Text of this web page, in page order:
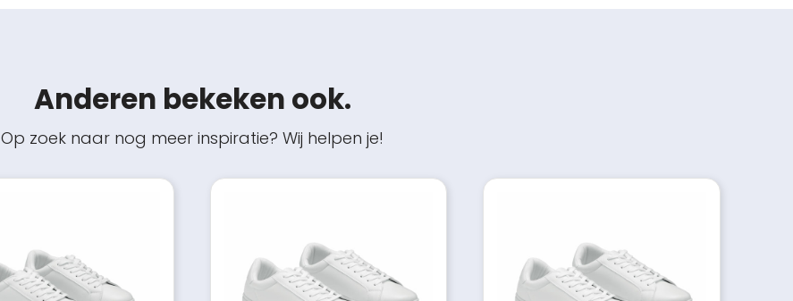
Anderen bekeken ook.
Op zoek naar nog meer inspiratie? Wij helpen je!